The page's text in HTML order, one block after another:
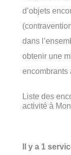
d’objets
dans
obtenir une
encombrants
Liste des
activité à
Il y a 1